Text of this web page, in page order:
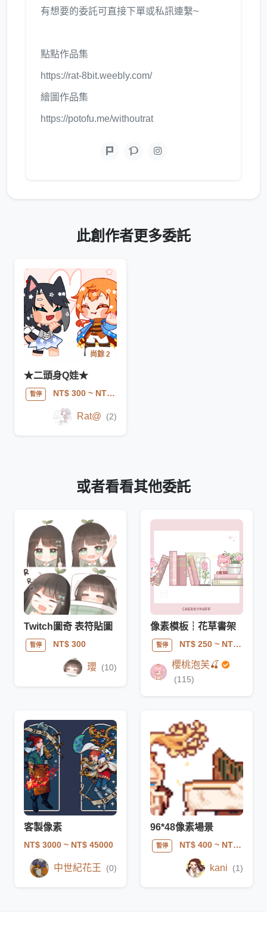
有想要的委託可直接下單或私訊連繫~
點點作品集
https://rat-8bit.weebly.com/
繪圖作品集
https://potofu.me/withoutrat
此創作者更多委託
尚餘 2
★二頭身Q娃★
暫停 NT$ 300~ NT$ 500
Rat@ (2)
或者看看其他委託
Twitch圖奇 表符貼圖
暫停 NT$ 300
瓔 (10)
像素模板┆花草書架
暫停 NT$ 250~ NT$ 480
櫻桃泡芙🍒
(115)
客製像素
NT$ 3000 ~ NT$ 45000
中世紀花王 (0)
96*48像素場景
暫停 NT$ 400~ NT$ 1000
kani (1)